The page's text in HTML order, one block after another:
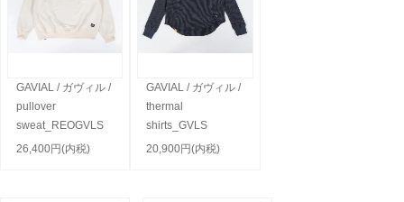
GAVIAL / ガヴィル /
pullover
sweat_REOGVLS
26,400円(内税)
GAVIAL / ガヴィル /
thermal
shirts_GVLS
20,900円(内税)